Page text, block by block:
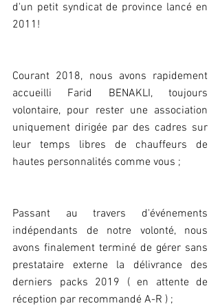
d'un petit syndicat de province lancé en
2011!
Courant 2018, nous avons rapidement
accueilli Farid BENAKLI, toujours
volontaire, pour rester une association
uniquement dirigée par des cadres sur
leur temps libres de chauffeurs de
hautes personnalités comme vous ;
Passant au travers d'événements
indépendants de notre volonté, nous
avons finalement terminé de gérer sans
prestataire externe la délivrance des
derniers packs 2019 ( en attente de
réception par recommandé A-R ) ;